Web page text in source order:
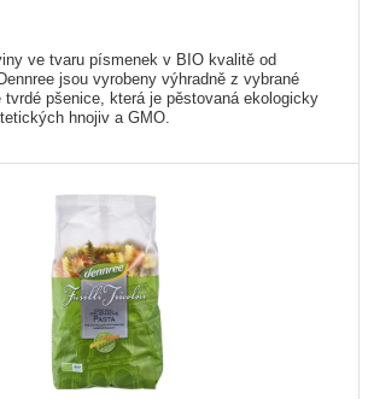
ve tvaru písmenek v BIO kvalitě od
jsou vyrobeny výhradně z vybrané
tvrdé pšenice, která je pěstovaná ekologicky
hnojiv a GMO.